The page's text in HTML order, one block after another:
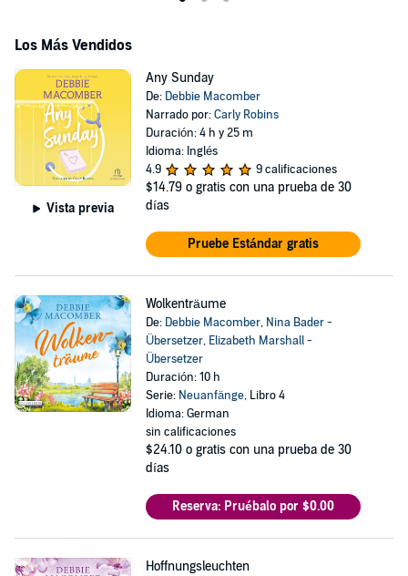
Los Más Vendidos
Vista previa
Any Sunday
De: Debbie Macomber
Narrado por:Carly Robins
Duración: 4 h y 25 m
Idioma: Inglés
4.9
9 calificaciones
$14.79 o gratis con una prueba de 30
días
Pruebe Estándar gratis
Wolkenträume
De: Debbie Macomber, Nina Bader -
Übersetzer, Elizabeth Marshall -
Übersetzer
Duración: 10 h
Serie: Neuanfänge, Libro 4
Idioma: German
sin calificaciones
$24.10 o gratis con una prueba de 30
días
Reserva: Pruébalo por $0.00
Hoffnungsleuchten